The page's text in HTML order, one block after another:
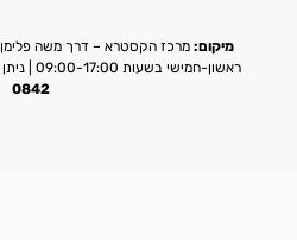
מיקום: מרכז הקסטרא – דרך משה פלימן 8, חיפה |
ראשון-חמישי בשעות 09:00-17:00 | ניתן ליצור קשר במספר
0842